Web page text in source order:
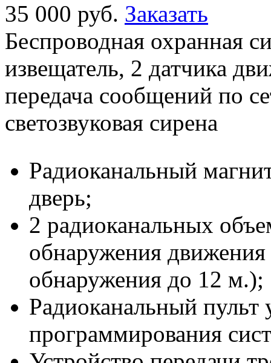
35 000 руб. Заказать
Беспроводная охранная
извещатель, 2 датчика
передача сообщений по
светозвуковая сирена
Радиоканальный
дверь;
2 радиоканальных
обнаружения
обнаружения до 12 м.);
Радиоканальный пульт
программирования